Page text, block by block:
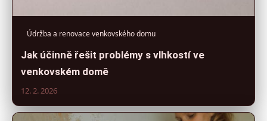
Údržba a renovace venkovského domu
Jak účinně řešit problémy s vlhkostí ve
venkovském domě
12. 2. 2026